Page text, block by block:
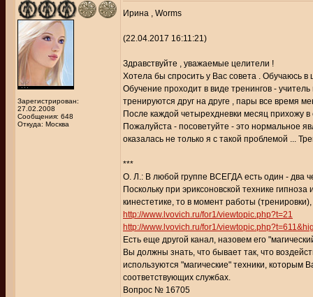
Зарегистрирован:
27.02.2008
Сообщения: 648
Откуда: Москва
Ирина , Worms
(22.04.2017 16:11:21)
Здравствуйте , уважаемые целители !
Хотела бы спросить у Вас совета . Обучаюсь в
Обучение проходит в виде тренингов -
тренируются друг на друге , пары все время
После каждой четырехдневки месяц прихожу
Пожалуйста - посоветуйте - это нормальное
оказалась не только я с такой проблемой ...
***
О. Л.: В любой группе ВСЕГДА есть один - два
Поскольку при эриксоновской технике
кинестетике, то в момент работы
http://www.lvovich.ru/for1/viewtopic.php?t=21
http://www.lvovich.ru/for1/
Есть еще другой канал, назовем его
Вы должны знать, что бывает так, что
используются "магические" техники, которым
соответствующих службах.
Вопрос № 16705